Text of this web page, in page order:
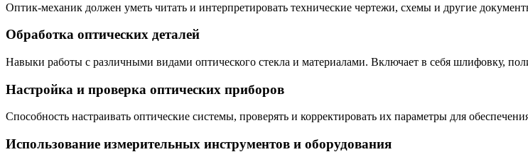
Оптик-механик должен уметь читать и интерпретировать технические чертежи, схемы и другие
Обработка оптических деталей
Навыки работы с различными видами оптического стекла и материалами. Включает в себя шлифовку,
Настройка и проверка оптических приборов
Способность настраивать оптические системы, проверять и корректировать их параметры для
Использование измерительных инструментов и оборудования